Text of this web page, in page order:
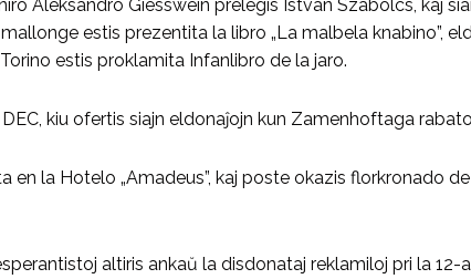
Aleksandro Giesswein prelegis István Szabolcs, kaj
estis prezentita la libro „La malbela knabino”,
estis proklamita Infanlibro de la jaro.
kiu ofertis siajn eldonaĵojn kun Zamenhoftaga
en la Hotelo „Amadeus”, kaj poste okazis florkronado
altiris ankaŭ la disdonataj reklamiloj pri la